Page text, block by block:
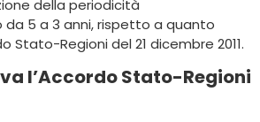
della periodicità
da 5 a 3 anni, rispetto a quanto
Stato-Regioni del 21 dicembre 2011.
l’Accordo Stato-Regioni